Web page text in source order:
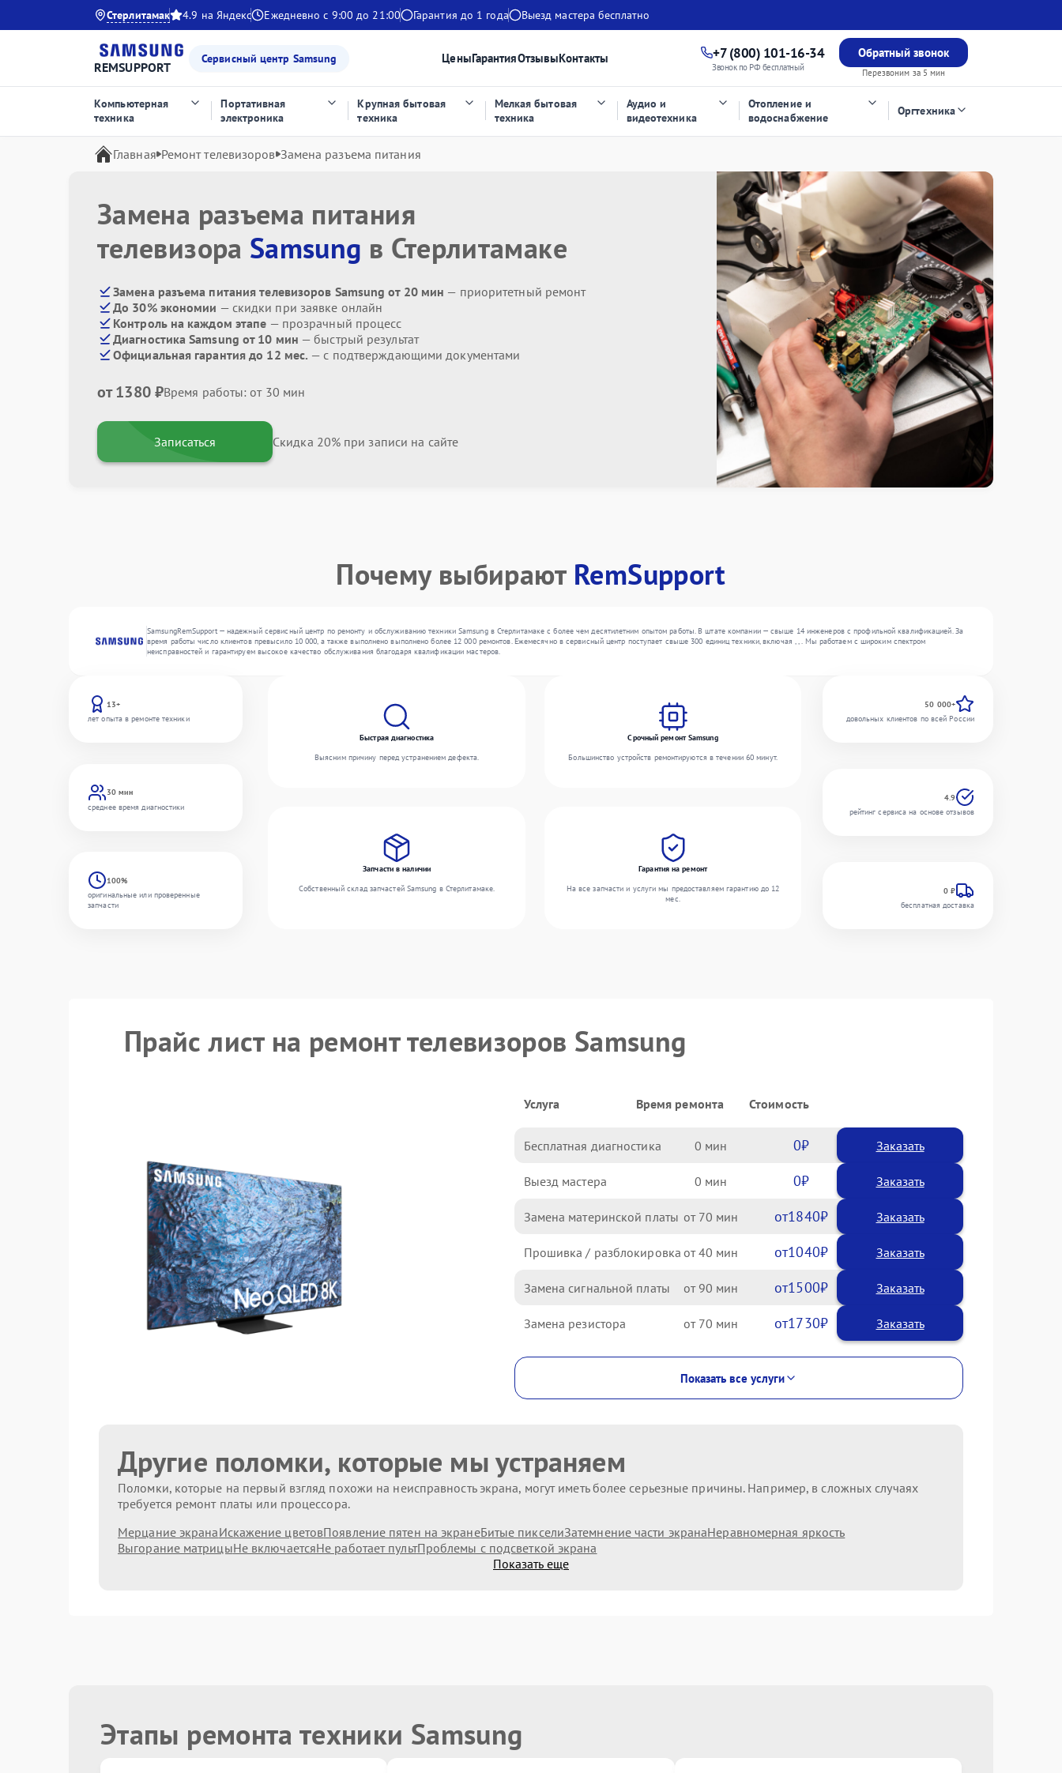
Стерлитамак 4.9 на Яндекс Ежедневно с 9:00 до 21:00 Гарантия до 1 года Выезд мастера бесплатно
REMSUPPORT
Сервисный центр Samsung ЦеныГарантияОтзывыКонтакты +7 (800) 101-16-34
Звонок по РФ бесплатный
Обратный звонок
Перезвоним за 5 мин
Компьютерная
техника
Портативная
электроника
Крупная бытовая
техника
Мелкая бытовая
техника
Аудио и
видеотехника
Отопление и
водоснабжение
Оргтехника
Главная Ремонт телевизоров Замена разъема питания
Замена разъема питания
телевизора Samsung в Стерлитамаке
Замена разъема питания телевизоров Samsung от 20 мин — приоритетный ремонт
До 30% экономии — скидки при заявке онлайн
Контроль на каждом этапе — прозрачный процесс
Диагностика Samsung от 10 мин — быстрый результат
Официальная гарантия до 12 мес. — с подтверждающими документами
от 1380 ₽Время работы: от 30 мин
Записаться Скидка 20% при записи на сайте
Почему выбирают RemSupport
SamsungRemSupport — надежный сервисный центр по ремонту и обслуживанию техники Samsung в Стерлитамаке с более чем десятилетним опытом работы. В штате компании — свыше 14 инженеров с профильной квалификацией. За
время работы число клиентов превысило 10 000, а также выполнено выполнено более 12 000 ремонтов. Ежемесячно в сервисный центр поступает свыше 300 единиц техники, включая , , . Мы работаем с широким спектром
неисправностей и гарантируем высокое качество обслуживания благодаря квалификации мастеров.
13+
лет опыта в ремонте техники
30 мин
среднее время диагностики
100%
оригинальные или проверенные
запчасти
Быстрая диагностика
Выясним причину перед устранением дефекта.
Срочный ремонт Samsung
Большинство устройств ремонтируются в течении 60 минут.
Запчасти в наличии
Собственный склад запчастей Samsung в Стерлитамаке.
Гарантия на ремонт
На все запчасти и услуги мы предоставляем гарантию до 12
мес.
50 000+
довольных клиентов по всей России
4.9
рейтинг сервиса на основе отзывов
0 ₽
бесплатная доставка
Прайс лист на ремонт телевизоров Samsung
Услуга Время ремонта Стоимость
Бесплатная диагностика 0 0 Заказать
Выезд мастера 0 0 Заказать
Замена материнской платы 70 1840
Прошивка / разблокировка 40 1040
Замена сигнальной платы 90 1500
Замена резистора 70 1730
Показать все услуги
Другие поломки, которые мы устраняем
Поломки, которые на первый взгляд похожи на неисправность экрана, могут иметь более серьезные причины. Например, в сложных случаях
требуется ремонт платы или процессора.
Мерцание экранаИскажение цветовПоявление пятен на экранеБитые пикселиЗатемнение части экранаНеравномерная яркость
Выгорание матрицыНе включаетсяНе работает пультПроблемы с подсветкой экрана
Показать еще
Этапы ремонта техники Samsung